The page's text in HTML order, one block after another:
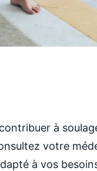
à
votre
à vos